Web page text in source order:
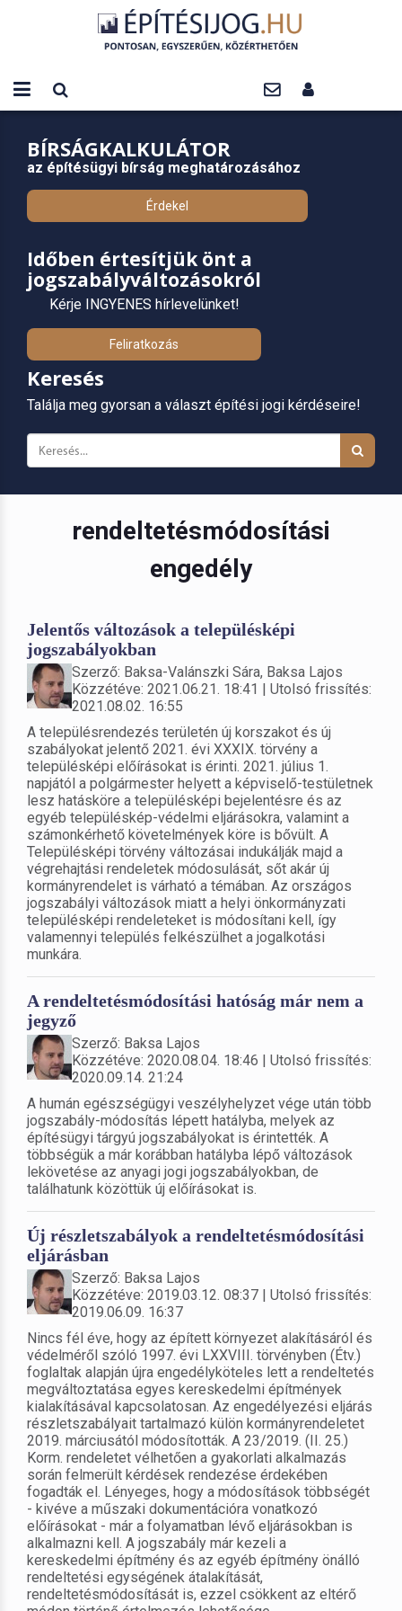
BÍRSÁGKALKULÁTOR
az építésügyi bírság meghatározásához
Érdekel
Időben értesítjük önt a
jogszabályváltozásokról
Kérje INGYENES hírlevelünket!
Feliratkozás
Keresés
Találja meg gyorsan a választ építési jogi kérdéseire!
rendeltetésmódosítási
engedély
Jelentős változások a településképi
jogszabályokban
Szerző: Baksa-Valánszki Sára, Baksa Lajos
Közzétéve: 2021.06.21. 18:41 | Utolsó frissítés:
2021.08.02. 16:55
A településrendezés területén új korszakot és új
szabályokat jelentő 2021. évi XXXIX. törvény a
településképi előírásokat is érinti. 2021. július 1.
napjától a polgármester helyett a képviselő-testületnek
lesz hatásköre a településképi bejelentésre és az
egyéb településkép-védelmi eljárásokra, valamint a
számonkérhető követelmények köre is bővült. A
Településképi törvény változásai indukálják majd a
végrehajtási rendeletek módosulását, sőt akár új
kormányrendelet is várható a témában. Az országos
jogszabályi változások miatt a helyi önkormányzati
településképi rendeleteket is módosítani kell, így
valamennyi település felkészülhet a jogalkotási
munkára.
A rendeltetésmódosítási hatóság már nem a
jegyző
Szerző: Baksa Lajos
Közzétéve: 2020.08.04. 18:46 | Utolsó frissítés:
2020.09.14. 21:24
A humán egészségügyi veszélyhelyzet vége után több
jogszabály-módosítás lépett hatályba, melyek az
építésügyi tárgyú jogszabályokat is érintették. A
többségük a már korábban hatályba lépő változások
lekövetése az anyagi jogi jogszabályokban, de
találhatunk közöttük új előírásokat is.
Új részletszabályok a rendeltetésmódosítási
eljárásban
Szerző: Baksa Lajos
Közzétéve: 2019.03.12. 08:37 | Utolsó frissítés:
2019.06.09. 16:37
Nincs fél éve, hogy az épített környezet alakításáról és
védelméről szóló 1997. évi LXXVIII. törvényben (Étv.)
foglaltak alapján újra engedélyköteles lett a rendeltetés
megváltoztatása egyes kereskedelmi építmények
kialakításával kapcsolatosan. Az engedélyezési eljárás
részletszabályait tartalmazó külön kormányrendeletet
2019. márciusától módosították. A 23/2019. (II. 25.)
Korm. rendeletet vélhetően a gyakorlati alkalmazás
során felmerült kérdések rendezése érdekében
fogadták el. Lényeges, hogy a módosítások többségét
- kivéve a műszaki dokumentációra vonatkozó
előírásokat - már a folyamatban lévő eljárásokban is
alkalmazni kell. A jogszabály már kezeli a
kereskedelmi építmény és az egyéb építmény önálló
rendeltetési egységének átalakítását,
rendeltetésmódosítását is, ezzel csökkent az eltérő